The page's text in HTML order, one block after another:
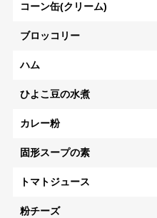
コーン缶(クリーム)
ブロッコリー
ハム
ひよこ豆の水煮
カレー粉
固形スープの素
トマトジュース
粉チーズ